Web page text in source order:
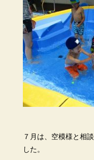
７月は、空模様と相
した。